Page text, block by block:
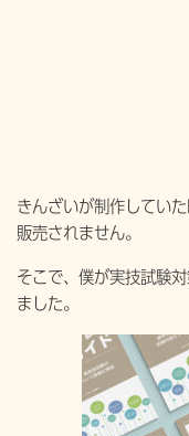
きんざいが制作してい
販売されません。
そこで、僕が実技試験
ました。